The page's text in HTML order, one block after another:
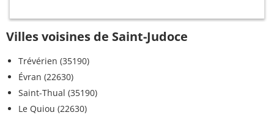
Villes voisines de Saint-Judoce
Trévérien (35190)
Évran (22630)
Saint-Thual (35190)
Le Quiou (22630)